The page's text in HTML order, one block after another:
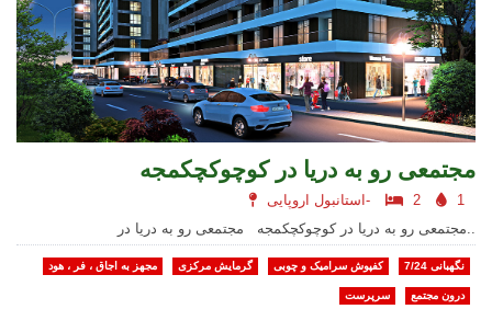
مجتمعی رو به دریا در کوچوکچکمجه
استانبول اروپایی- 2
1
مجتمعی رو به دریا در کوچوکچکمجه مجتمعی رو به دریا در..
مجهز به اجاق ، فر ، هود گرمایش مرکزی کفپوش سرامیک و چوبی نگهبانی 7/24
سرپرست درون مجتمع